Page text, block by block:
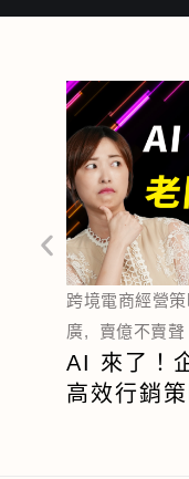
跨境電商經營
廣, 賣億不賣聲
AI 來了！
高效行銷